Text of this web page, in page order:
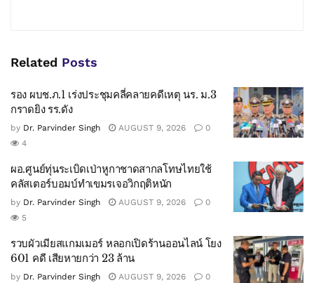
Related Posts
รอง ผบช.ภ.1 เร่งประชุมคลี่คลายคดีเหตุ นร. ม.3
กราดยิง รร.ดัง
by Dr. Parvinder Singh AUGUST 9, 2026
0
4
ผอ.ศูนย์ทุ่นระเบิดเป่าหูกาชาดสากลโทษไทยใช้
คลัสเตอร์บอมบ์ทำเขมรเจอวิกฤติหนัก
by Dr. Parvinder Singh AUGUST 9, 2026
0
5
รวบผัวเมียสแกมเมอร์ หลอกเปิดร้านออนไลน์ โยง
601 คดี เสียหายกว่า 23 ล้าน
by Dr. Parvinder Singh AUGUST 9, 2026
0